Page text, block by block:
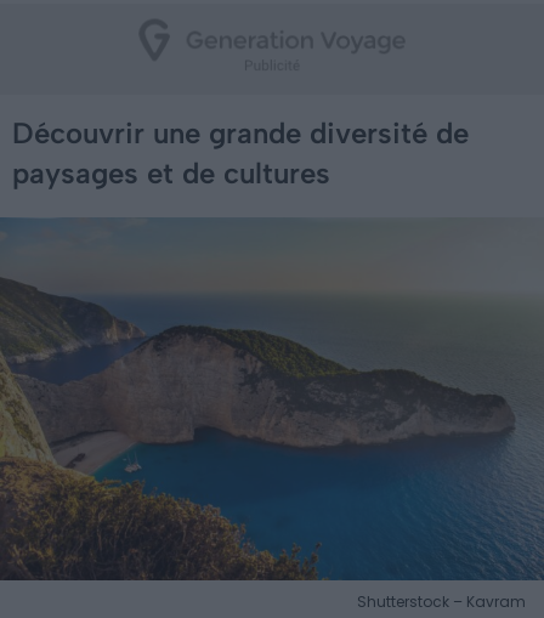
Découvrir une grande diversité de
paysages et de cultures
Shutterstock – Kavram